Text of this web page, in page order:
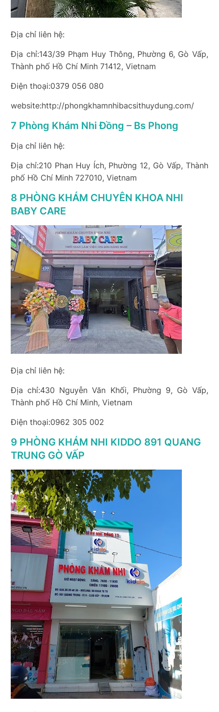
Địa chỉ liên hệ:
Địa chỉ:143/39 Phạm Huy Thông, Phường 6, Gò Vấp,
Thành phố Hồ Chí Minh 71412, Vietnam
Điện thoại:0379 056 080
website:http://phongkhamnhibacsithuydung.com/
7 Phòng Khám Nhi Đồng – Bs Phong
Địa chỉ liên hệ:
Địa chỉ:210 Phan Huy Ích, Phường 12, Gò Vấp, Thành
phố Hồ Chí Minh 727010, Vietnam
8 PHÒNG KHÁM CHUYÊN KHOA NHI
BABY CARE
Địa chỉ liên hệ:
Địa chỉ:430 Nguyễn Văn Khối, Phường 9, Gò Vấp,
Thành phố Hồ Chí Minh, Vietnam
Điện thoại:0962 305 002
9 PHÒNG KHÁM NHI KIDDO 891 QUANG
TRUNG GÒ VẤP